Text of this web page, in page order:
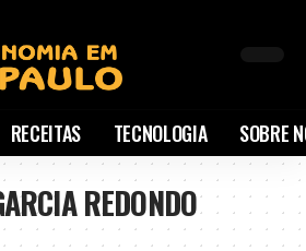
RECEITAS TECNOLOGIA SOBRE
REDONDO